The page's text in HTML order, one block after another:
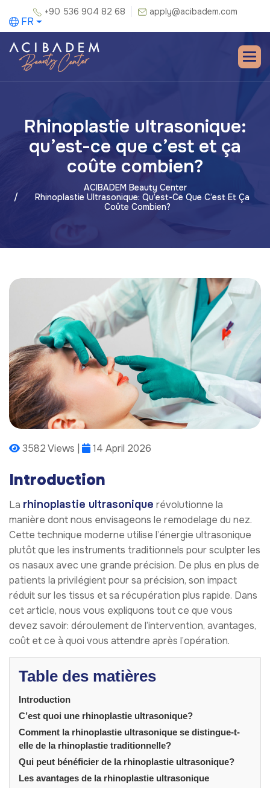
+90 536 904 82 68 apply@acibadem.com
FR
Rhinoplastie ultrasonique:
qu’est-ce que c’est et ça
coûte combien?
ACIBADEM Beauty Center
Rhinoplastie Ultrasonique: Qu’est-Ce Que C’est Et Ça
Coûte Combien?
3582 Views | 14 April 2026
Introduction
La rhinoplastie ultrasonique révolutionne la
manière dont nous envisageons le remodelage du nez.
Cette technique moderne utilise l’énergie ultrasonique
plutôt que les instruments traditionnels pour sculpter les
os nasaux avec une grande précision. De plus en plus de
patients la privilégient pour sa précision, son impact
réduit sur les tissus et sa récupération plus rapide. Dans
cet article, nous vous expliquons tout ce que vous
devez savoir: déroulement de l’intervention, avantages,
coût et ce à quoi vous attendre après l’opération.
Table des matières
Introduction
C’est quoi une rhinoplastie ultrasonique?
Comment la rhinoplastie ultrasonique se distingue-t-
elle de la rhinoplastie traditionnelle?
Qui peut bénéficier de la rhinoplastie ultrasonique?
Les avantages de la rhinoplastie ultrasonique